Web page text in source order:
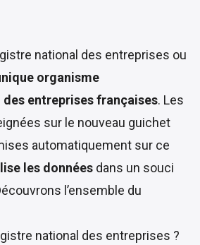
national des entreprises ou
organisme
entreprises françaises. Les
sur le nouveau guichet
automatiquement sur ce
les données dans un souci
l’ensemble du
national des entreprises ?